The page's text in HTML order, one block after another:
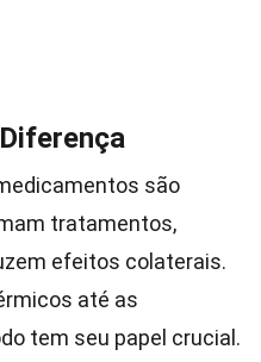
são
tratamentos,
efeitos colaterais.
até as
tem seu papel crucial.